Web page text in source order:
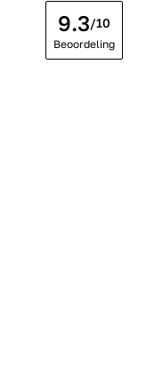
9.3/10
Beoordeling